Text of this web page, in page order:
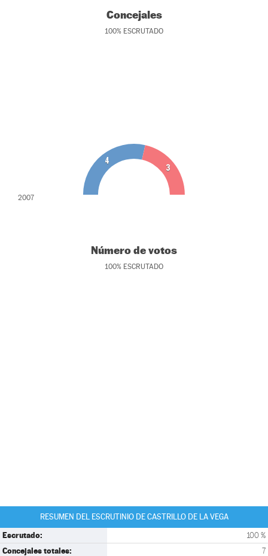
Concejales
100% ESCRUTADO
4
3
2007
Número de votos
100% ESCRUTADO
RESUMEN DEL ESCRUTINIO DE CASTRILLO DE LA VEGA
Escrutado: 100 %
Concejales totales: 7